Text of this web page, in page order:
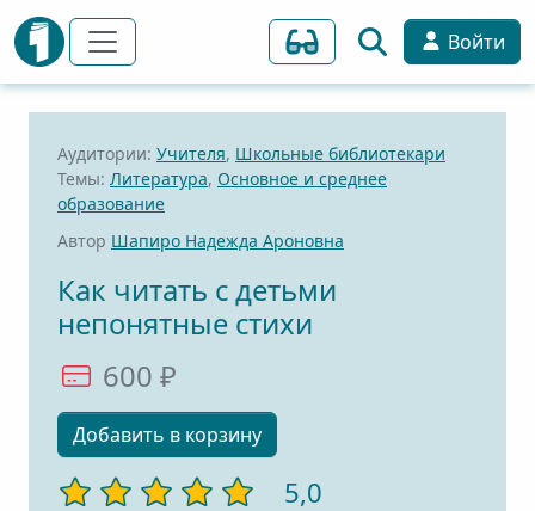
Войти
Аудитории: Учителя, Школьные библиотекари
Темы: Литература, Основное и среднее
образование
Автор Шапиро Надежда Ароновна
Как читать с детьми
непонятные стихи
600 ₽
Добавить в корзину
5,0